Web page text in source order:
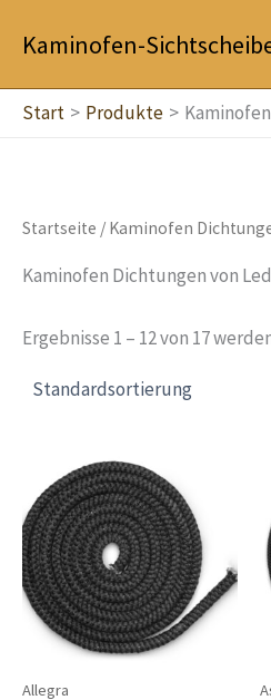
InhaltKaminofen-
Start Produkte
Startseite / Kaminofen
Kaminofen Dichtungen von
Ergebnisse 1 – 12 von 17
Allegra